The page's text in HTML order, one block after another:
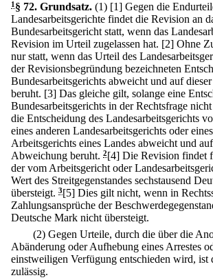
1§ 72. Grundsatz. (1) [1] Gegen die
Landesarbeitsgerichte findet die Revision an
Bundesarbeitsgericht statt, wenn das
Revision im Urteil zugelassen hat. [2] Ohne
nur statt, wenn das Urteil des
der Revisionsbegründung bezeichneten
Bundesarbeitsgerichts abweicht und auf
beruht. [3] Das gleiche gilt, solange eine
Bundesarbeitsgerichts in der Rechtsfrage
die Entscheidung des Landesarbeitsgerichts
eines anderen Landesarbeitsgerichts oder
Arbeitsgerichts eines Landes abweicht und
Abweichung beruht. 2[4] Die Revision findet
der vom Arbeitsgericht oder
Wert des Streitgegenstandes sechstausend
übersteigt. 3[5] Dies gilt nicht, wenn in
Zahlungsansprüche der
Deutsche Mark nicht übersteigt.
(2) Gegen Urteile, durch die über die
Abänderung oder Aufhebung eines Arrestes
einstweiligen Verfügung entschieden wird, ist
zulässig.